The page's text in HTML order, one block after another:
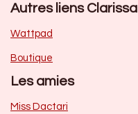
Autres liens Clarissa
Wattpad
Boutique
Les amies
Miss Dactari